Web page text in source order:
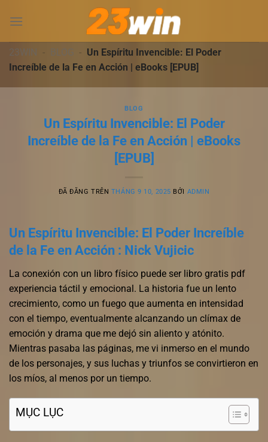
đến
dung23WIN - BLOG - Un Espíritu Invencible: El Poder
Increíble de la Fe en Acción | eBooks [EPUB]
BLOG
Un Espíritu Invencible: El Poder
Increíble de la Fe en Acción | eBooks
[EPUB]
ĐÃ ĐĂNG TRÊN THÁNG 9 10, 2025 BỞI ADMIN
Un Espíritu Invencible: El Poder Increíble
de la Fe en Acción : Nick Vujicic
La conexión con un libro físico puede ser libro gratis pdf
experiencia táctil y emocional. La historia fue un lento
crecimiento, como un fuego que aumenta en intensidad
con el tiempo, eventualmente alcanzando un clímax de
emoción y drama que me dejó sin aliento y atónito.
Mientras pasaba las páginas, me vi inmerso en el mundo
de los personajes, y sus luchas y triunfos se convirtieron en
los míos, al menos por un tiempo.
MỤC LỤC